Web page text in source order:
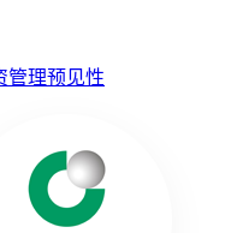
管理预见性